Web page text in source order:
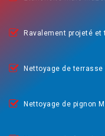
Ravalement projeté
Nettoyage de
Nettoyage de pignon